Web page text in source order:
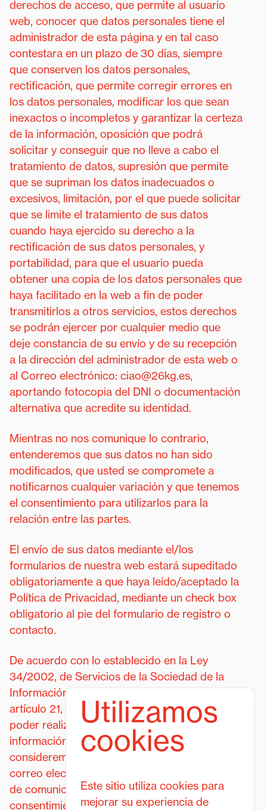
derechos de acceso, que permite al usuario
web, conocer que datos personales tiene el
administrador de esta página y en tal caso
contestara en un plazo de 30 días, siempre
que conserven los datos personales,
rectificación, que permite corregir errores en
los datos personales, modificar los que sean
inexactos o incompletos y garantizar la certeza
de la información, oposición que podrá
solicitar y conseguir que no lleve a cabo el
tratamiento de datos, supresión que permite
que se supriman los datos inadecuados o
excesivos, limitación, por el que puede solicitar
que se limite el tratamiento de sus datos
cuando haya ejercido su derecho a la
rectificación de sus datos personales, y
portabilidad, para que el usuario pueda
obtener una copia de los datos personales que
haya facilitado en la web a fin de poder
transmitirlos a otros servicios, estos derechos
se podrán ejercer por cualquier medio que
deje constancia de su envío y de su recepción
a la dirección del administrador de esta web o
al Correo electrónico: ciao@26kg.es,
aportando fotocopia del DNI o documentación
alternativa que acredite su identidad.
Mientras no nos comunique lo contrario,
entenderemos que sus datos no han sido
modificados, que usted se compromete a
notificarnos cualquier variación y que tenemos
el consentimiento para utilizarlos para la
relación entre las partes.
El envío de sus datos mediante el/los
formularios de nuestra web estará supeditado
obligatoriamente a que haya leído/aceptado la
Política de Privacidad, mediante un check box
obligatorio al pie del formulario de registro o
contacto.
De acuerdo con lo establecido en la Ley
34/2002, de Servicios de la Sociedad de la
Información y el Comercio Electrónico en su
artículo 21, pedimos su consentimiento para
poder realizar comunicaciones publicitarias o
información de nuestra entidad que
consideremos puedan ser de su interés, por
correo electrónico o por cualquier otro medio
de comunicación electrónica equivalente. Este
consentimiento lo otorgará, o no, mediante la
Utilizamos
cookies
Este sitio utiliza cookies para
mejorar su experiencia de